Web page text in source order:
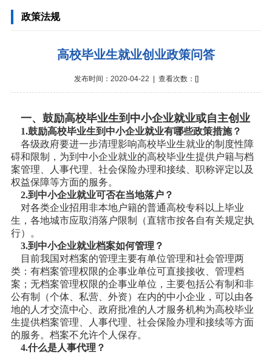
政策法规
高校毕业生就业创业政策问答
发布时间：2020-04-22 | 查看次数：[]
一、鼓励高校毕业生到中小企业就业或自主创业
1.鼓励高校毕业生到中小企业就业有哪些政策措施？
各级政府要进一步清理影响高校毕业生就业的制度性障
碍和限制，为到中小企业就业的高校毕业生提供户籍与档
案管理、人事代理、社会保险办理和接续、职称评定以及
权益保障等方面的服务。
2.到中小企业就业可否在当地落户？
对各类企业招用非本地户籍的普通高校专科以上毕业
生，各地城市应取消落户限制（直辖市按各自有关规定执
行）。
3.到中小企业就业档案如何管理？
目前我国对档案的管理主要有单位管理和社会管理两
类：有档案管理权限的企事业单位可直接接收、管理档
案；无档案管理权限的企事业单位，主要包括公有制和非
公有制（个体、私营、外资）在内的中小企业，可以由各
地的人才交流中心、政府批准的人才服务机构为高校毕业
生提供档案管理、人事代理、社会保险办理和接续等方面
的服务。档案不允许个人保存。
4.什么是人事代理？